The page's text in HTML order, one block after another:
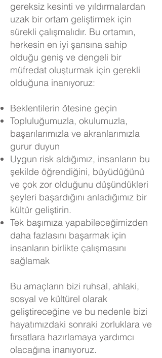
gereksiz kesinti ve yıldırmalardan
uzak bir ortam geliştirmek için
sürekli çalışmalıdır. Bu ortamın,
herkesin en iyi şansına sahip
olduğu geniş ve dengeli bir
müfredat oluşturmak için gerekli
olduğuna inanıyoruz:
Beklentilerin ötesine geçin
Topluluğumuzla, okulumuzla,
başarılarımızla ve akranlarımızla
gurur duyun
Uygun risk aldığımız, insanların bu
şekilde öğrendiğini, büyüdüğünü
ve çok zor olduğunu düşündükleri
şeyleri başardığını anladığımız bir
kültür geliştirin.
Tek başımıza yapabileceğimizden
daha fazlasını başarmak için
insanların birlikte çalışmasını
sağlamak
Bu amaçların bizi ruhsal, ahlaki,
sosyal ve kültürel olarak
geliştireceğine ve bu nedenle bizi
hayatımızdaki sonraki zorluklara ve
fırsatlara hazırlamaya yardımcı
olacağına inanıyoruz.